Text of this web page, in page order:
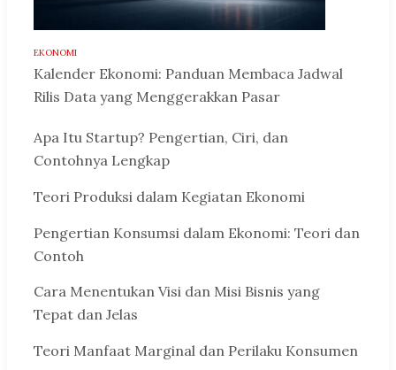
EKONOMI
Kalender Ekonomi: Panduan Membaca Jadwal
Rilis Data yang Menggerakkan Pasar
Apa Itu Startup? Pengertian, Ciri, dan
Contohnya Lengkap
Teori Produksi dalam Kegiatan Ekonomi
Pengertian Konsumsi dalam Ekonomi: Teori dan
Contoh
Cara Menentukan Visi dan Misi Bisnis yang
Tepat dan Jelas
Teori Manfaat Marginal dan Perilaku Konsumen